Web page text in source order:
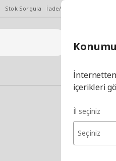
Stok Sorgula İade/Değişim Talebi
İl
içerikleri
İl seçiniz
Seçiniz